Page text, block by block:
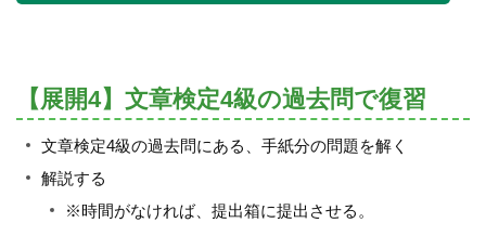
【展開4】文章検定4級の過去問で復習
文章検定4級の過去問にある、手紙分の問題を解く
解説する
※時間がなければ、提出箱に提出させる。